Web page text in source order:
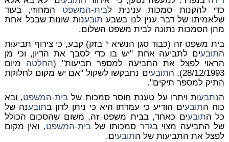
כדי להקנות סמכות ענינית לבית-המשפט המחוזי, בעוד
שלאמיתו של דבר ענין לנו בשבע תובענות שונות שבכל אחת
מהן הסמכות נתונה לבית משפט השלום.
בית משפט זה (כבוד סגן הנשיא י' בזק) קבע, כי צירוף תביעות
התובעים לתביעה אחת "יש בו כדי לסבך את הדיון, וכי מן
הראוי לפצל את התביעה למספר תביעות" (החלטה מיום
28/12/1993). ה
תובעים נתבקשו לשקול "אם יש מקום לחלוקת
התיק למספר תיקים".
הנתבעות ויתרו על טענת חוסר סמכות של בית-המשפט, ובא
כוח התובעים הודיע כי עמדתו היא כי ניתן לדון בתובענה של
כל התובעים כאחד, בבית משפט זה, משום שהסכום הכולל
של התביעה מצוי בגדר סמכותו שלבית-המשפט, ואין מקום
לפצל את התביעות של התובעים.